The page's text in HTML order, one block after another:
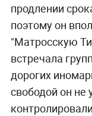
продлении
поэтому он
"Матросскую
встречала
дорогих
свободой он не